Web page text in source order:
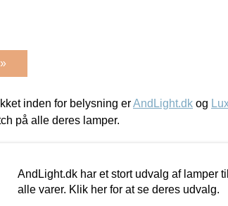
inden for belysning erAndLight.dk og
på alle deres lamper.
AndLight.dk har et stort udvalg af lamper
alle varer. Klik her for at se deres udvalg.